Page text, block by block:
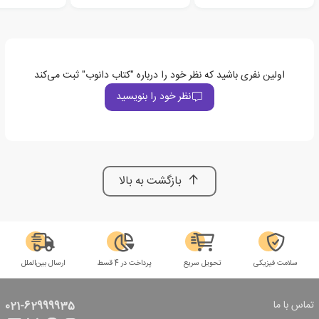
اولین نفری باشید که نظر خود را درباره "کتاب دانوب" ثبت می‌کند
نظر خود را بنویسید
بازگشت به بالا
سلامت فیزیکی تحویل سریع پرداخت در 4 قسط ارسال بین‌الملل
تماس با ما 021-62999935